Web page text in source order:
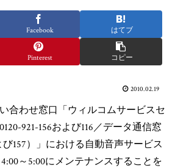
Facebook はてブ
Pinterest コピー
2010.02.19
合わせ窓口「ウィルコムサービスセ
921-156および116／データ通信窓
び157）」における自動音声サービス
4:00～5:00にメンテナンスすることを